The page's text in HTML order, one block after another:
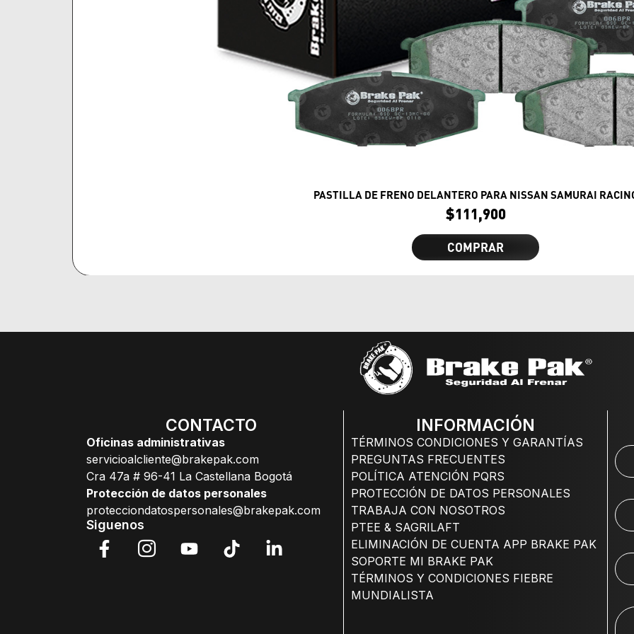
PASTILLA DE FRENO DELANTERO PARA NISSAN SAMURAI
$111,900
COMPRAR
CONTACTO
Oficinas administrativas
servicioalcliente@brakepak.com
Cra 47a # 96-41 La Castellana Bogotá
Protección de datos personales
protecciondatospersonales@brakepak.com
Siguenos
INFORMACIÓN
TÉRMINOS CONDICIONES Y GARANTÍAS
PREGUNTAS FRECUENTES
POLÍTICA ATENCIÓN PQRS
PROTECCIÓN DE DATOS PERSONALES
TRABAJA CON NOSOTROS
PTEE & SAGRILAFT
ELIMINACIÓN DE CUENTA APP BRAKE PAK
SOPORTE MI BRAKE PAK
TÉRMINOS Y CONDICIONES FIEBRE
MUNDIALISTA